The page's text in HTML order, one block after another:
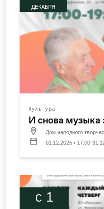
ДЕКАБРЯ
Культура
И снова музыка
Дом народного
01.12.2025 • 17:00-
c 1